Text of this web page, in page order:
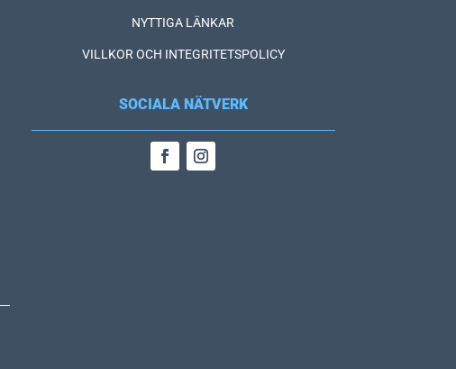
NYTTIGA LÄNKAR
VILLKOR OCH INTEGRITETSPOLICY
SOCIALA NÄTVERK